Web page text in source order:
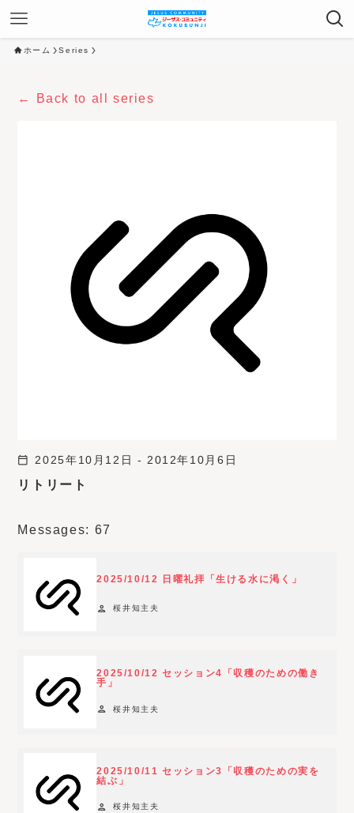
ホーム Series
Back to all series
calendar_today 2025年10月12日 - 2012年10月6日
リトリート
Messages: 67
2025/10/12 日曜礼拝「生ける水に渇く」
person 桜井知主夫
2025/10/12 セッション4「収穫のための働き
手」
person 桜井知主夫
2025/10/11 セッション3「収穫のための実を
結ぶ」
person 桜井知主夫